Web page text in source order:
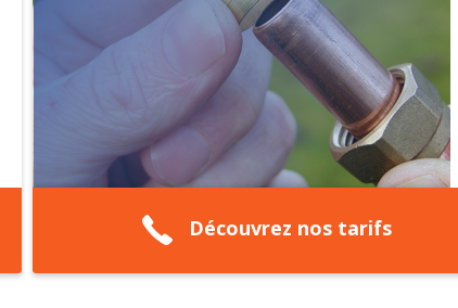
Découvrez nos tarifs